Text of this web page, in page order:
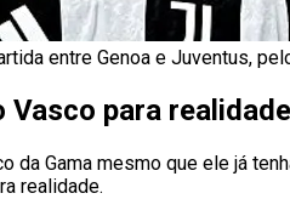
entre Genoa e Juventus,
para
da Gama mesmo que ele já
realidade.